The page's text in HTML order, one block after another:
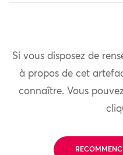
Si vous disposez de
à propos de cet
connaître. Vous